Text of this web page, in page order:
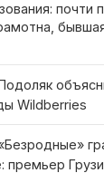
почти
Wildberries
премьер